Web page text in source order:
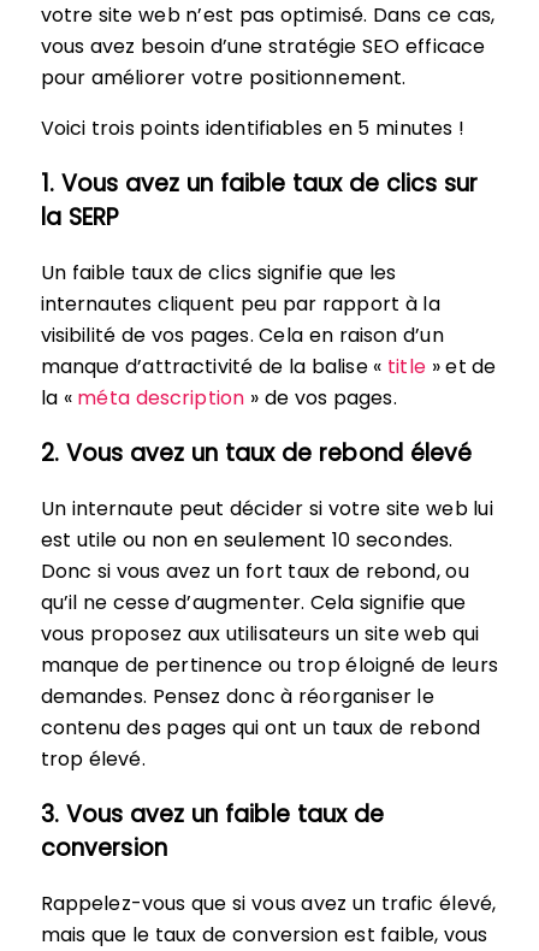
votre site web n’est pas optimisé. Dans ce cas,
vous avez besoin d’une stratégie SEO efficace
pour améliorer votre positionnement.
Voici trois points identifiables en 5 minutes !
1. Vous avez un faible taux de clics sur
la SERP
Un faible taux de clics signifie que les
internautes cliquent peu par rapport à la
visibilité de vos pages. Cela en raison d’un
manque d’attractivité de la balise « title» et de
la « méta description » de vos pages.
2. Vous avez un taux de rebond élevé
Un internaute peut décider si votre site web lui
est utile ou non en seulement 10 secondes.
Donc si vous avez un fort taux de rebond, ou
qu’il ne cesse d’augmenter. Cela signifie que
vous proposez aux utilisateurs un site web qui
manque de pertinence ou trop éloigné de leurs
demandes. Pensez donc à réorganiser le
contenu des pages qui ont un taux de rebond
trop élevé.
3. Vous avez un faible taux de
conversion
Rappelez-vous que si vous avez un trafic élevé,
mais que le taux de conversion est faible, vous